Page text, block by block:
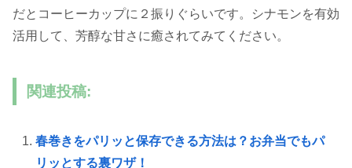
だとコーヒーカップに２振りぐらいです。シナモンを有効
活用して、芳醇な甘さに癒されてみてください。
関連投稿:
春巻きをパリッと保存できる方法は？お弁当でもパ
リッとする裏ワザ！